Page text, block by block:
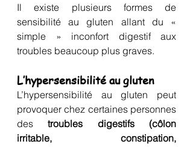
Il existe plusieurs formes de
sensibilité au gluten allant du «
simple » inconfort digestif aux
troubles beaucoup plus graves.
L’hypersensibilité au gluten
L’hypersensibilité au gluten peut
provoquer chez certaines personnes
des troubles digestifs (côlon
irritable, constipation,